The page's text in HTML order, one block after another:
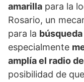
amarilla para la
Rosario, un
para la
especialmente
amplía el radio
posibilidad de